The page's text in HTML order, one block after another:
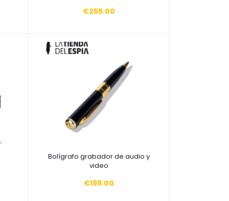
€255.00
Añadir a la cesta
Bolígrafo grabador de audio y
video
€199.00